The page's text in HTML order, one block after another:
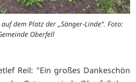
dem Platz der „Sänger-Linde“. Foto:
Oberfell
Reil: "Ein großes Dankeschön